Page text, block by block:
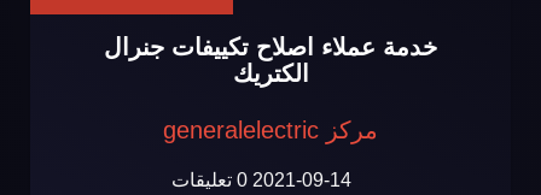
خدمة عملاء اصلاح تكييفات جنرال
الكتريك
مركز generalelectric
2021-09-14 0 تعليقات